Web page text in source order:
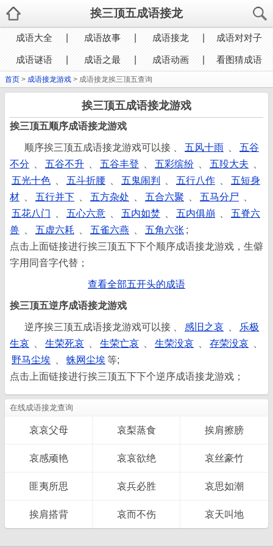
挨三顶五成语接龙
成语大全 成语故事 成语接龙 成语对对子
成语谜语 成语之最 成语动画 看图猜成语
首页 > 成语接龙游戏 > 成语接龙挨三顶五查询
挨三顶五成语接龙游戏
挨三顶五顺序成语接龙游戏
顺序挨三顶五成语接龙游戏可以接 、 五风十雨
五谷
不分
五谷不升 五谷丰登 五彩缤纷 五羖大夫
五光十色
五斗折腰 五鬼闹判 五行八作
五短身
材
五行并下 五方杂处 五合六聚 五马分尸
五花八门
五心六意 五内如焚 五内俱崩
五脊六
兽
五虚六耗 五雀六燕 五角六张 ;
点击上面链接进行挨三顶五下下个顺序成语接龙游戏，生僻
字用同音字代替；
查看全部五开头的成语
挨三顶五逆序成语接龙游戏
逆序挨三顶五成语接龙游戏可以接 、 感旧之哀
乐极
生哀
生荣死哀 生荣亡哀 生荣没哀 存荣没哀
野马尘埃
蛛网尘埃等;
点击上面链接进行挨三顶五下下个逆序成语接龙游戏；
在线成语接龙查询
哀哀父母 哀梨蒸食 挨肩擦膀
哀感顽艳 哀哀欲绝 哀丝豪竹
匪夷所思 哀兵必胜 哀思如潮
挨肩搭背 哀而不伤 哀天叫地